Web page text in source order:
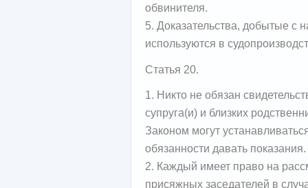
обвинителя.
5. Доказательства, добытые с
используются в
Статья 20.
1. Никто не обязан
супруга(и) и близких
Законом могут
обязанности давать показания.
2. Каждый имеет право на
присяжных заседателей в